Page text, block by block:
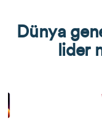
Dünya
lider